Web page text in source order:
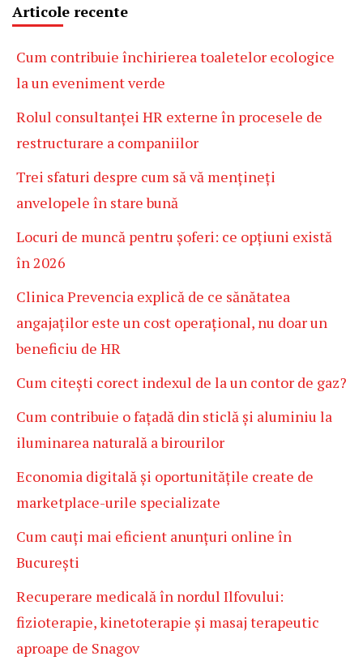
Articole recente
Cum contribuie închirierea toaletelor ecologice
la un eveniment verde
Rolul consultanței HR externe în procesele de
restructurare a companiilor
Trei sfaturi despre cum să vă mențineți
anvelopele în stare bună
Locuri de muncă pentru șoferi: ce opțiuni există
în 2026
Clinica Prevencia explică de ce sănătatea
angajaților este un cost operațional, nu doar un
beneficiu de HR
Cum citești corect indexul de la un contor de gaz?
Cum contribuie o fațadă din sticlă și aluminiu la
iluminarea naturală a birourilor
Economia digitală și oportunitățile create de
marketplace-urile specializate
Cum cauți mai eficient anunțuri online în
București
Recuperare medicală în nordul Ilfovului:
fizioterapie, kinetoterapie și masaj terapeutic
aproape de Snagov